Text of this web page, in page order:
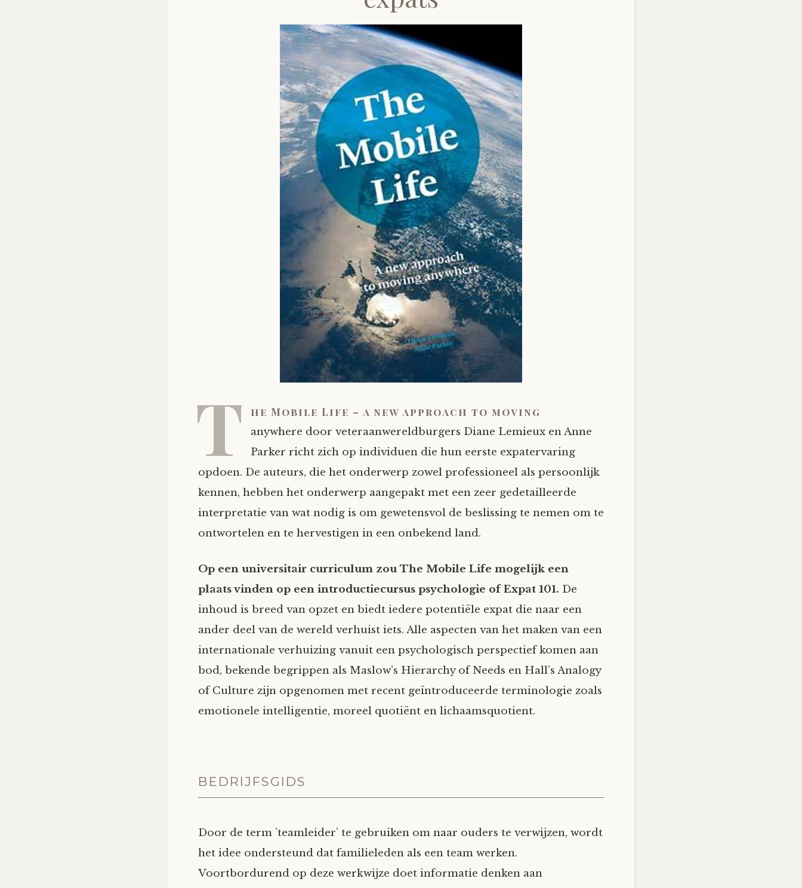
T he Mobile Life – a new approach to moving
anywhere door veteraanwereldburgers Diane Lemieux en Anne
Parker richt zich op individuen die hun eerste expatervaring
opdoen. De auteurs, die het onderwerp zowel professioneel als persoonlijk
kennen, hebben het onderwerp aangepakt met een zeer gedetailleerde
interpretatie van wat nodig is om gewetensvol de beslissing te nemen om te
ontwortelen en te hervestigen in een onbekend land.
Op een universitair curriculum zou The Mobile Life mogelijk een
plaats vinden op een introductiecursus psychologie of Expat 101. De
inhoud is breed van opzet en biedt iedere potentiële expat die naar een
ander deel van de wereld verhuist iets. Alle aspecten van het maken van een
internationale verhuizing vanuit een psychologisch perspectief komen aan
bod, bekende begrippen als Maslow’s Hierarchy of Needs en Hall’s Analogy
of Culture zijn opgenomen met recent geïntroduceerde terminologie zoals
emotionele intelligentie, moreel quotiënt en lichaamsquotient.
BEDRIJFSGIDS
Door de term ’teamleider’ te gebruiken om naar ouders te verwijzen, wordt
het idee ondersteund dat familieleden als een team werken.
Voortbordurend op deze werkwijze doet informatie denken aan